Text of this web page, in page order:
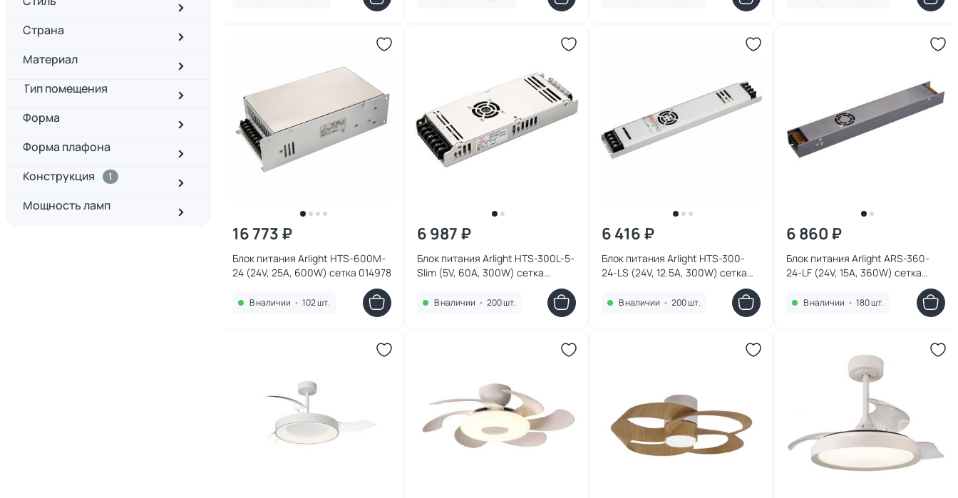
Страна
Материал
Тип помещения
Форма
Форма плафона
Конструкция
1
Мощность ламп
16 773 ₽
Блок питания Arlight HTS-600M-
24 (24V, 25A, 600W) сетка 014978
В наличии • 102 шт.
6 987 ₽
Блок питания Arlight HTS-300L-5-
Slim (5V, 60A, 300W) сетка
В наличии • 200 шт.
6 416 ₽
Блок питания Arlight HTS-300-
24-LS (24V, 12.5A, 300W) сетка
В наличии • 200 шт.
6 860 ₽
Блок питания Arlight ARS-360-
24-LF (24V, 15A, 360W) сетка
В наличии • 180 шт.